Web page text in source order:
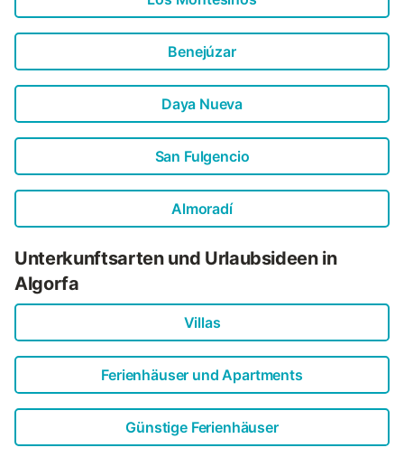
Benejúzar
Daya Nueva
San Fulgencio
Almoradí
Unterkunftsarten und Urlaubsideen in
Algorfa
Villas
Ferienhäuser und Apartments
Günstige Ferienhäuser